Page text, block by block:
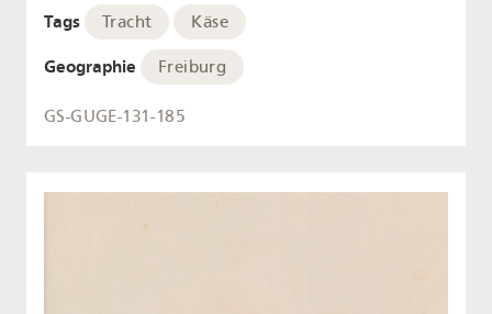
Tags Tracht Käse
Geographie Freiburg
GS-GUGE-131-185